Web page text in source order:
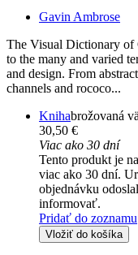
Gavin Ambrose
The Visual Dictionary of
to the many and varied
and design. From
channels and rococo...
Knihabrožovaná
30,50 €
Viac ako 30 dní
Tento produkt je
viac ako 30 dní.
objednávku
informovať.
Pridať do zoznamu
Vložiť do košíka